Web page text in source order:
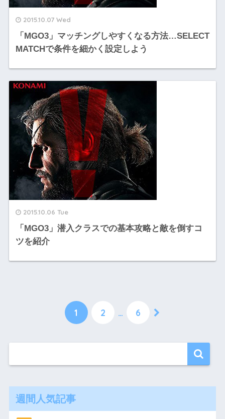
2015.10.07 Wed
「MGO3」マッチングしやすくなる方法…SELECT
MATCHで条件を細かく設定しよう
2015.10.06 Tue
「MGO3」潜入クラスでの基本攻略と敵を倒すコ
ツを紹介
1 2 … 6
週間人気記事